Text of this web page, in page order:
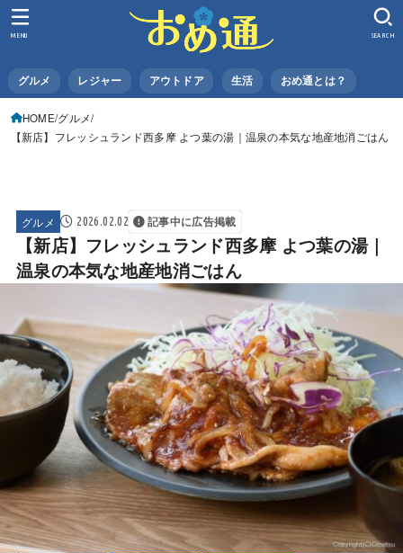
グルメ レジャー アウトドア 生活 おめ通とは？
SEARCH
MENU
HOME グルメ
【新店】フレッシュランド西多摩 よつ葉の湯｜温泉の本気な地産地消ごはん
グルメ 2026.02.02 記事中に広告掲載
【新店】フレッシュランド西多摩 よつ葉の湯｜
温泉の本気な地産地消ごはん